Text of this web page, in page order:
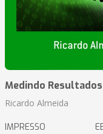
Medindo Resultados
Ricardo Almeida
IMPRESSO